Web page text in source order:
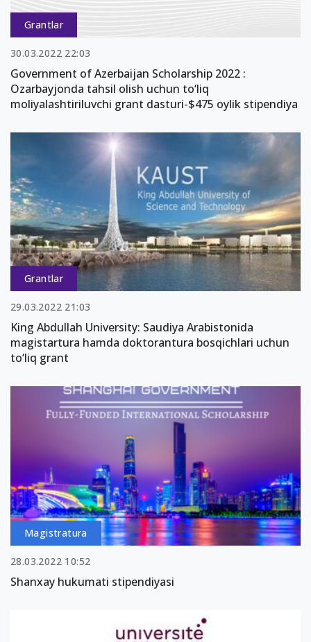
Grantlar
30.03.2022 22:03
Government of Azerbaijan Scholarship 2022 :
Ozarbayjonda tahsil olish uchun to‘liq
moliyalashtiriluvchi grant dasturi-$475 oylik stipendiya
Grantlar
29.03.2022 21:03
King Abdullah University: Saudiya Arabistonida
magistartura hamda doktorantura bosqichlari uchun
to‘liq grant
Magistratura
28.03.2022 10:52
Shanxay hukumati stipendiyasi